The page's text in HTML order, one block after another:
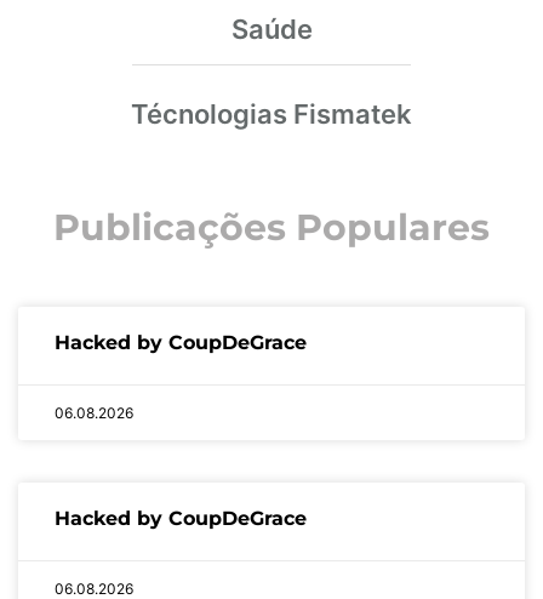
Saúde
Técnologias Fismatek
Publicações Populares
Hacked by CoupDeGrace
06.08.2026
Hacked by CoupDeGrace
06.08.2026